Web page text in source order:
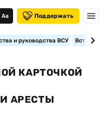
Аа Поддержать
и руководства ВСУ
КАРТОЧКОЙ
АРЕСТЫ